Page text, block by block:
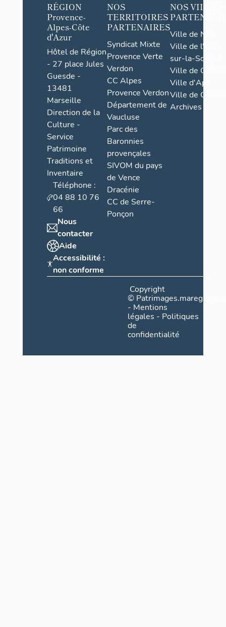
RÉGION
Provence-
Alpes-Côte
d'Azur
Hôtel de Région
- 27 place Jules
Guesde -
13481
Marseille
Direction de la
Culture -
Service
Patrimoine
Traditions et
Inventaire
Téléphone :
04 88 10 76
66
Nous
contacter
Aide
Accessibilité :
non conforme
NOS
TERRITOIRES
PARTENAIRES
Syndicat Mixte
Provence Verte
Verdon
CC Alpes
Provence Verdon
Département de
Vaucluse
Parc des
Baronnies
provençales
SIVOM du pays
de Vence
Dracénie
CC de Serre-
Ponçon
NOS VILLES
Ville de Nice
Ville de l'Isle-
sur-la-Sorgue
Ville de Grasse
Ville d'Apt
Ville de
Archives
Copyright
©
- Mentions
légales - Politiques
de
confidentialité